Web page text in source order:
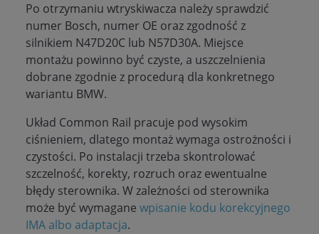
Po otrzymaniu wtryskiwacza należy sprawdzić
numer Bosch, numer OE oraz zgodność z
silnikiem N47D20C lub N57D30A. Miejsce
montażu powinno być czyste, a uszczelnienia
dobrane zgodnie z procedurą dla konkretnego
wariantu BMW.
Układ Common Rail pracuje pod wysokim
ciśnieniem, dlatego montaż wymaga ostrożności i
czystości. Po instalacji trzeba skontrolować
szczelność, korekty, rozruch oraz ewentualne
błędy sterownika. W zależności od sterownika
może być wymagane wpisanie kodu korekcyjnego
IMA albo adaptacja.